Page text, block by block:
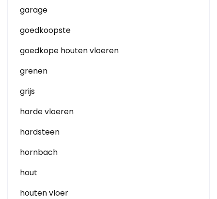
garage
goedkoopste
goedkope houten vloeren
grenen
grijs
harde vloeren
hardsteen
hornbach
hout
houten vloer